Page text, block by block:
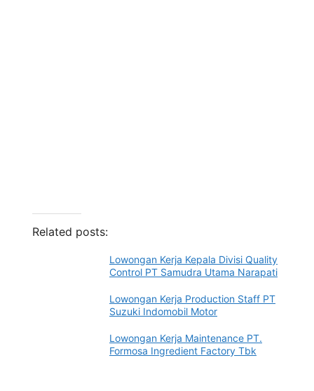
Related posts:
Lowongan Kerja Kepala Divisi Quality
Control PT Samudra Utama Narapati
Lowongan Kerja Production Staff PT
Suzuki Indomobil Motor
Lowongan Kerja Maintenance PT.
Formosa Ingredient Factory Tbk